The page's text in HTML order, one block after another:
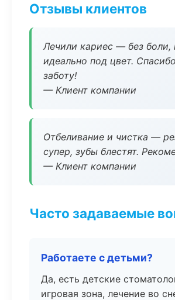
Отзывы клиентов
Лечили кариес — без боли,
идеально под цвет.
заботу!
— Клиент компании
Отбеливание и чистка —
супер, зубы блестят.
— Клиент компании
Часто задаваемые
Работаете с детьми?
Да, есть детские
игровая зона, лечение во